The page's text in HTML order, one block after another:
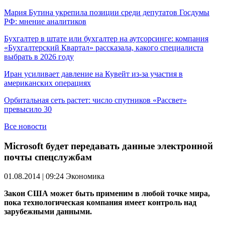
Мария Бутина укрепила позиции среди депутатов Госдумы
РФ: мнение аналитиков
Бухгалтер в штате или бухгалтер на аутсорсинге: компания
«Бухгалтерский Квартал» рассказала, какого специалиста
выбрать в 2026 году
Иран усиливает давление на Кувейт из-за участия в
американских операциях
Орбитальная сеть растет: число спутников «Рассвет»
превысило 30
Все новости
Microsoft будет передавать данные электронной
почты спецслужбам
01.08.2014 | 09:24 Экономика
Закон США может быть применим в любой точке мира,
пока технологическая компания имеет контроль над
зарубежными данными.